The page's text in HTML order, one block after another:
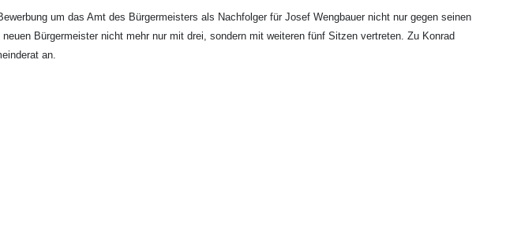
um das Amt des Bürgermeisters als Nachfolger für Josef Wengbauer nicht nur gegen seinen
Bürgermeister nicht mehr nur mit drei, sondern mit weiteren fünf Sitzen vertreten. Zu Konrad
an.